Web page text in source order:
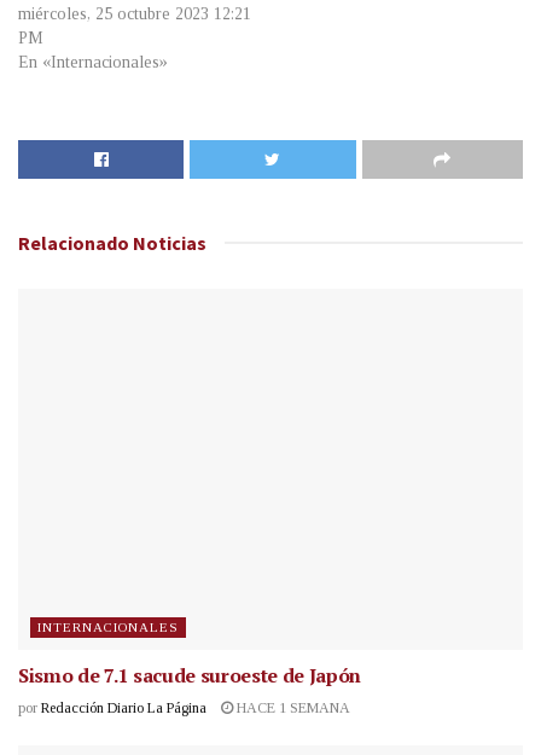
miércoles, 25 octubre 2023 12:21
PM
En «Internacionales»
Relacionado Noticias
INTERNACIONALES
Sismo de 7.1 sacude suroeste de Japón
por Redacción Diario La Página HACE 1 SEMANA